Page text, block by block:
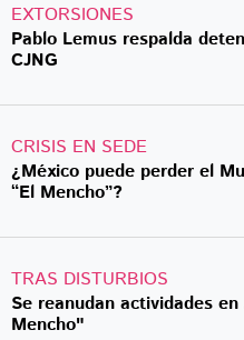
EXTORSIONES
Pablo Lemus respalda
CJNG
CRISIS EN SEDE
¿México puede perder el
“El Mencho”?
TRAS DISTURBIOS
Se reanudan actividades
Mencho"